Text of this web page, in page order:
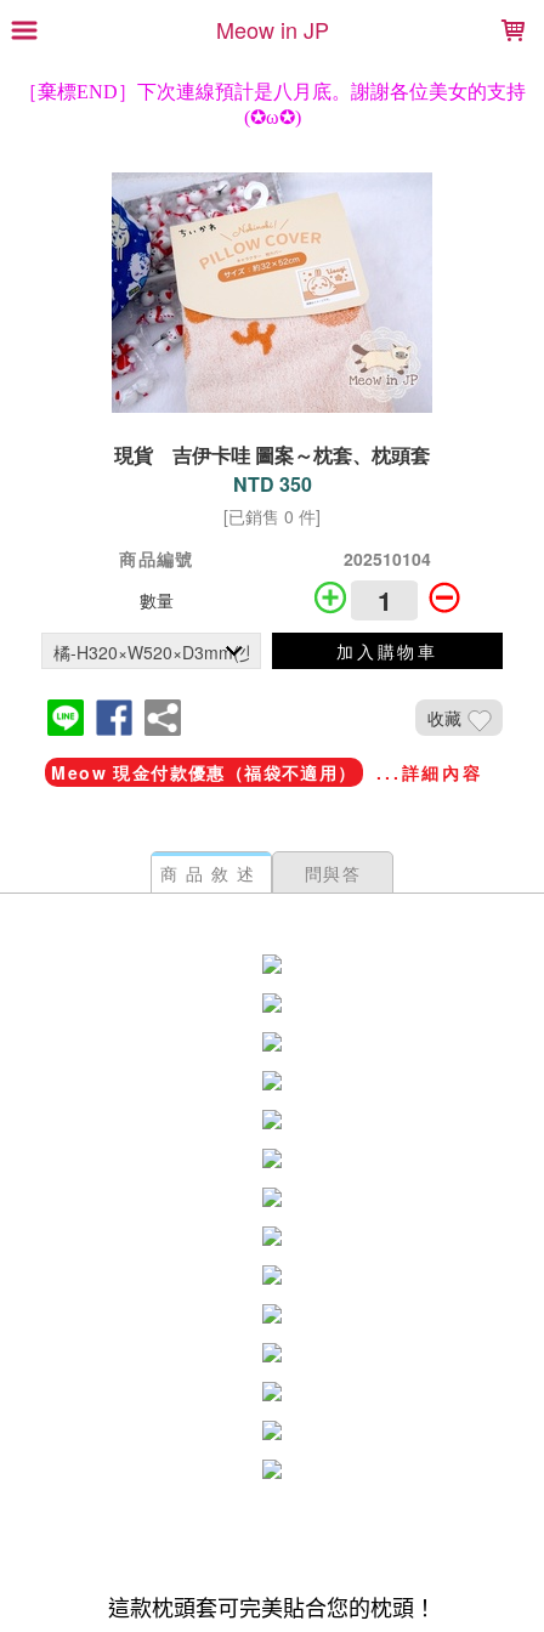
Meow in JP
現貨 吉伊卡哇 圖案～枕套、枕頭套
NTD 350
[已銷售 0 件]
商品編號
202510104
數量
加入購物車
收藏
Meow 現金付款優惠（福袋不適用） ...詳細內容
商品敘述 問與答